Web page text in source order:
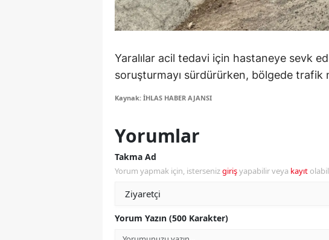
Sinop
Tekirdağ
Şanlıurfa
Yaralılar acil tedavi için hastaneye sevk
soruşturmayı sürdürürken, bölgede trafik
Kaynak: İHLAS HABER AJANSI
Yorumlar
Takma Ad
Yorum yapmak için, istersenizgirişyapabilir veya kayıt
Yorum Yazın (500 Karakter)